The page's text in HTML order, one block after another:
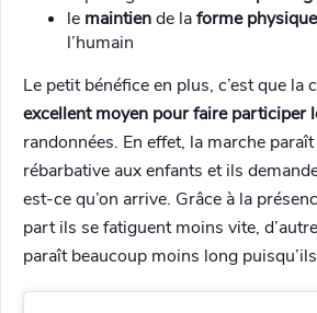
le maintiende laforme physique
l’humain
Le petit bénéfice en plus, c’est que la
excellent moyen pour faire participer
randonnées. En effet, la marche
rébarbative aux enfants et ils
est-ce qu’on arrive. Grâce à la
part ils se fatiguent moins vite,
paraît beaucoup moins long